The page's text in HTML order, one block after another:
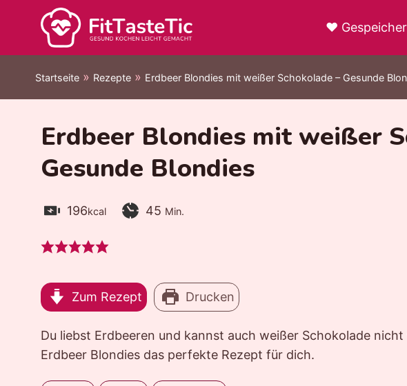
springen
♥
Startseite » Rezepte » Erdbeer Blondies mit weißer Schokolade – Gesunde
Erdbeer Blondies mit weißer
Gesunde Blondies
Kalorien:
196kcal Zubereitungszeit:
45Minuten
Min.
Zum Rezept Drucken
Du liebst Erdbeeren und kannst auch weißer Schokolade
Erdbeer Blondies das perfekte Rezept für dich.